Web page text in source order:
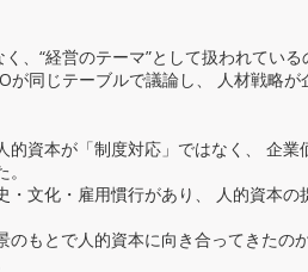
、“経営のテーマ”として扱われている
が同じテーブルで議論し、 人材戦略
的資本が「制度対応」ではなく、 企業
・文化・雇用慣行があり、 人的資本の
のもとで人的資本に向き合ってきたの